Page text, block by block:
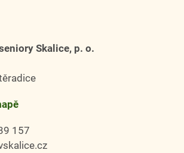
Skalice, p. o.
157